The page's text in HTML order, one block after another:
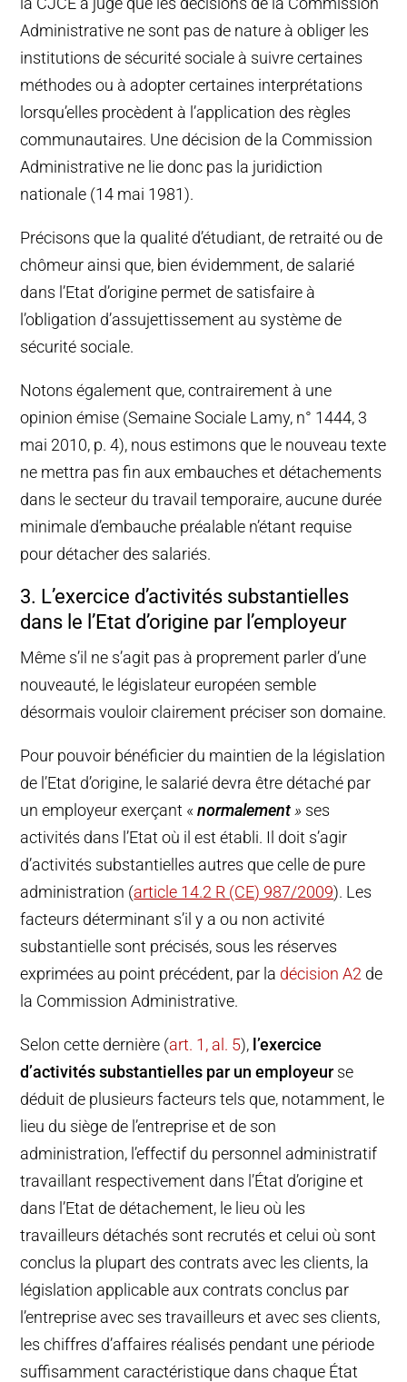
Administrative ne sont pas de nature à obliger les
institutions de sécurité sociale à suivre certaines
méthodes ou à adopter certaines interprétations
lorsqu’elles procèdent à l’application des règles
communautaires. Une décision de la Commission
Administrative ne lie donc pas la juridiction
nationale (14 mai 1981).
Précisons que la qualité d’étudiant, de retraité ou de
chômeur ainsi que, bien évidemment, de salarié
dans l’Etat d’origine permet de satisfaire à
l’obligation d’assujettissement au système de
sécurité sociale.
Notons également que, contrairement à une
opinion émise (Semaine Sociale Lamy, n° 1444, 3
mai 2010, p. 4), nous estimons que le nouveau texte
ne mettra pas fin aux embauches et détachements
dans le secteur du travail temporaire, aucune durée
minimale d’embauche préalable n’étant requise
pour détacher des salariés.
3. L’exercice d’activités substantielles
dans le l’Etat d’origine par l’employeur
Même s’il ne s’agit pas à proprement parler d’une
nouveauté, le législateur européen semble
désormais vouloir clairement préciser son domaine.
Pour pouvoir bénéficier du maintien de la législation
de l’Etat d’origine, le salarié devra être détaché par
un employeur exerçant «normalement» ses
activités dans l’Etat où il est établi. Il doit s’agir
d’activités substantielles autres que celle de pure
administration (article 14.2 R (CE) 987/2009). Les
facteurs déterminant s’il y a ou non activité
substantielle sont précisés, sous les réserves
exprimées au point précédent, par la décision A2 de
la Commission Administrative.
Selon cette dernière (art. 1, al. 5), l’exercice
d’activités substantielles par un employeurse
déduit de plusieurs facteurs tels que, notamment, le
lieu du siège de l’entreprise et de son
administration, l’effectif du personnel administratif
travaillant respectivement dans l’État d’origine et
dans l’Etat de détachement, le lieu où les
travailleurs détachés sont recrutés et celui où sont
conclus la plupart des contrats avec les clients, la
législation applicable aux contrats conclus par
l’entreprise avec ses travailleurs et avec ses clients,
les chiffres d’affaires réalisés pendant une période
suffisamment caractéristique dans chaque État